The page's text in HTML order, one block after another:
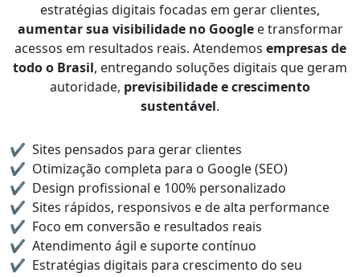
estratégias digitais focadas em gerar clientes,
aumentar sua visibilidade no Googlee transformar
acessos em resultados reais. Atendemos empresas de
todo o Brasil, entregando soluções digitais que geram
autoridade, previsibilidade e crescimento
sustentável.
Sites pensados para gerar clientes
Otimização completa para o Google (SEO)
Design profissional e 100% personalizado
Sites rápidos, responsivos e de alta performance
Foco em conversão e resultados reais
Atendimento ágil e suporte contínuo
Estratégias digitais para crescimento do seu